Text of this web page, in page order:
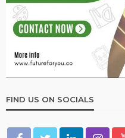
FIND US ON SOCIALS